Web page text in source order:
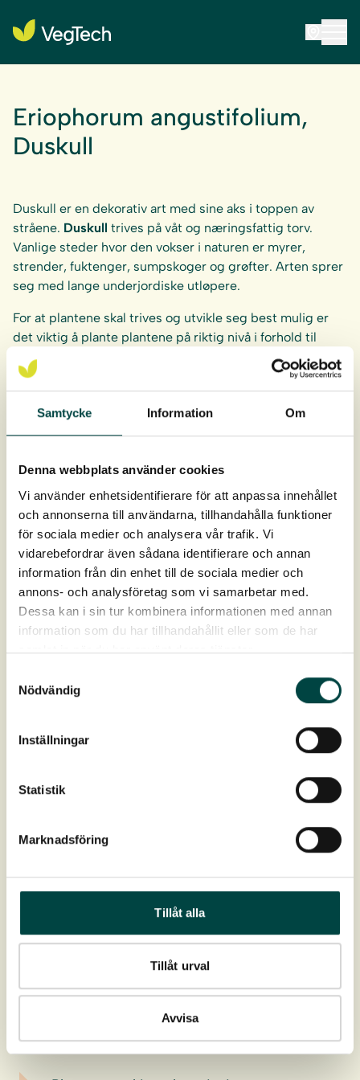
Samtycke Information Om
Denna webbplats använder cookies
Vi använder enhetsidentifierare för att anpassa innehållet
och annonserna till användarna, tillhandahålla funktioner
för sociala medier och analysera vår trafik. Vi
vidarebefordrar även sådana identifierare och annan
information från din enhet till de sociala medier och
annons- och analysföretag som vi samarbetar med.
Dessa kan i sin tur kombinera informationen med annan
information som du har tillhandahållit eller som de har
samlat in när du har använt deras tjänster.
Nödvändig
Inställningar
Statistik
Marknadsföring
Tillåt alla
Tillåt urval
Avvisa
Eriophorum angustifolium,
Duskull
Duskull er en dekorativ art med sine aks i toppen av
stråene. Duskull trives på våt og næringsfattig torv.
Vanlige steder hvor den vokser i naturen er myrer,
strender, fuktenger, sumpskoger og grøfter. Arten sprer
seg med lange underjordiske utløpere.
For at plantene skal trives og utvikle seg best mulig er
det viktig å plante plantene på riktig nivå i forhold til
vannets middelhøyde. Se
8-10 st pluggplantor per kvm.
Pluggplantene leveres i hele brett à 40 stk.
Rotklumpen er 9 cm dyp og 4 cm i diameter, rotvolum
93 cm³.
Levering: April–oktober
20-60 cm
Vokseplass: Fugt- og Sumpområde
Last ned